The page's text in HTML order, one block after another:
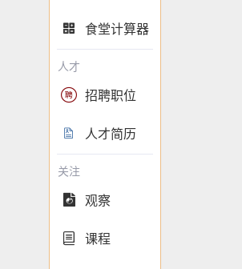
 食堂计算器
人才
 招聘职位
 人才简历
关注
 观察
 课程